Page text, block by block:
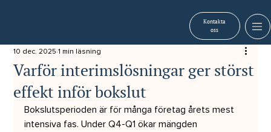
Kontakta
oss
Varför interimslösningar ger störst
effekt inför bokslut
10 dec. 2025 1 min läsning
Bokslutsperioden är för många företag årets mest
intensiva fas. Under Q4-Q1 ökar mängden